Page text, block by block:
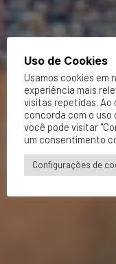
Uso de Cookies
Usamos cookies em
experiência mais
visitas repetidas. Ao
concorda com o uso
você pode visitar
um consentimento
Configurações de